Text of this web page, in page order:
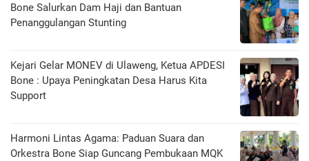
Bone Salurkan Dam Haji dan Bantuan
Penanggulangan Stunting
Kejari Gelar MONEV di Ulaweng, Ketua APDESI
Bone : Upaya Peningkatan Desa Harus Kita
Support
Harmoni Lintas Agama: Paduan Suara dan
Orkestra Bone Siap Guncang Pembukaan MQK